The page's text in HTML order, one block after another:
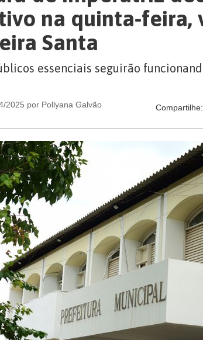
na quinta-feira,
Santa
essenciais seguirão
2025 por Pollyana Galvão Compartilhe: